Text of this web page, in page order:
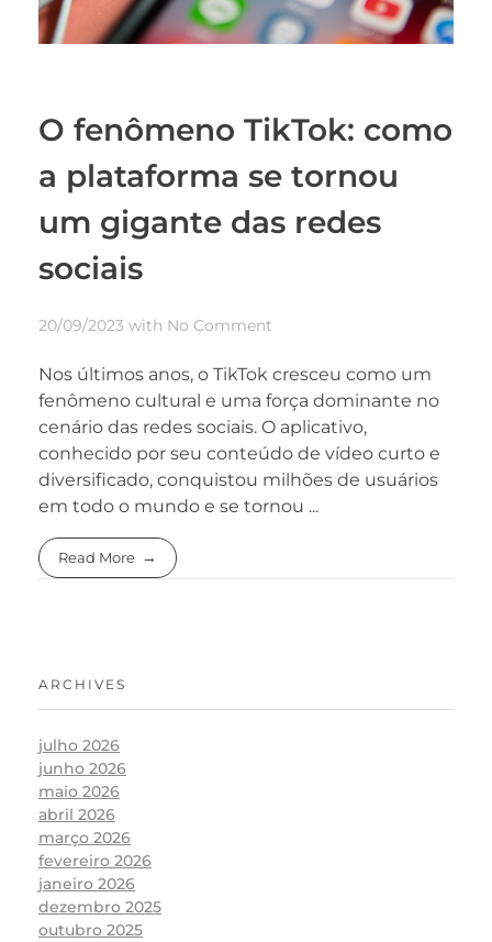
O fenômeno TikTok: como
a plataforma se tornou
um gigante das redes
sociais
20/09/2023 with No Comment
Nos últimos anos, o TikTok cresceu como um
fenômeno cultural e uma força dominante no
cenário das redes sociais. O aplicativo,
conhecido por seu conteúdo de vídeo curto e
diversificado, conquistou milhões de usuários
em todo o mundo e se tornou ...
Read More
ARCHIVES
julho 2026
junho 2026
maio 2026
abril 2026
março 2026
fevereiro 2026
janeiro 2026
dezembro 2025
outubro 2025